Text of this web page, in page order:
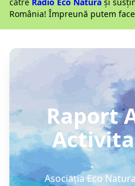
către Radio Eco Natura și
România! Împreună putem
Raport
Asociația Eco